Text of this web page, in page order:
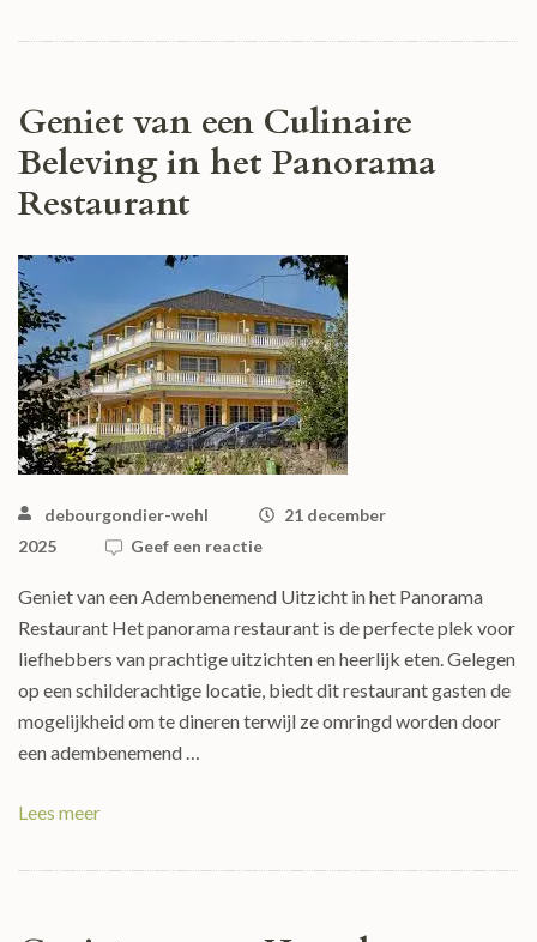
Geniet van een Culinaire
Beleving in het Panorama
Restaurant
debourgondier-wehl
21 december
2025
Geef een reactie
Geniet van een Adembenemend Uitzicht in het Panorama
Restaurant Het panorama restaurant is de perfecte plek voor
liefhebbers van prachtige uitzichten en heerlijk eten. Gelegen
op een schilderachtige locatie, biedt dit restaurant gasten de
mogelijkheid om te dineren terwijl ze omringd worden door
een adembenemend …
Lees meer